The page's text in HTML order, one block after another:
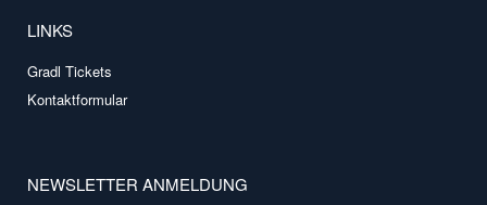
LINKS
Gradl Tickets
Kontaktformular
NEWSLETTER ANMELDUNG